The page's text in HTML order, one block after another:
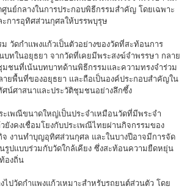
นย์กลางในการประกอบพิธีกรรมสำคัญ โดยเฉพาะ
การอุทิศส่วนกุศลให้บรรพบุรุษ
วัดกำแพงแก้วเป็นตัวอย่างของวัดที่สะท้อนการ
บทในอยุธยา จากวัดที่เคยมีพระสงฆ์จำพรรษา กลาย
มชนที่เน้นบทบาทด้านพิธีกรรมและความทรงจำร่วม
ยพื้นที่ของอยุธยา และถือเป็นองค์ประกอบสำคัญใน
ศน์ศาสนาและประวัติชุมชนอย่างลึกซึ้ง
ะเพณีขนาดใหญ่เป็นประจำเหมือนวัดที่มีพระจำ
ยังคงเชื่อมโยงกับประเพณีไทยผ่านกิจกรรมของ
งานทำบุญอุทิศส่วนกุศล และในบางปีอาจมีการจัด
รูปแบบร่วมกับวัดใกล้เคียง ซึ่งสะท้อนความยืดหยุ่น
องถิ่น
ไปวัดกำแพงแก้วเหมาะสำหรับรถยนต์ส่วนตัว โดย